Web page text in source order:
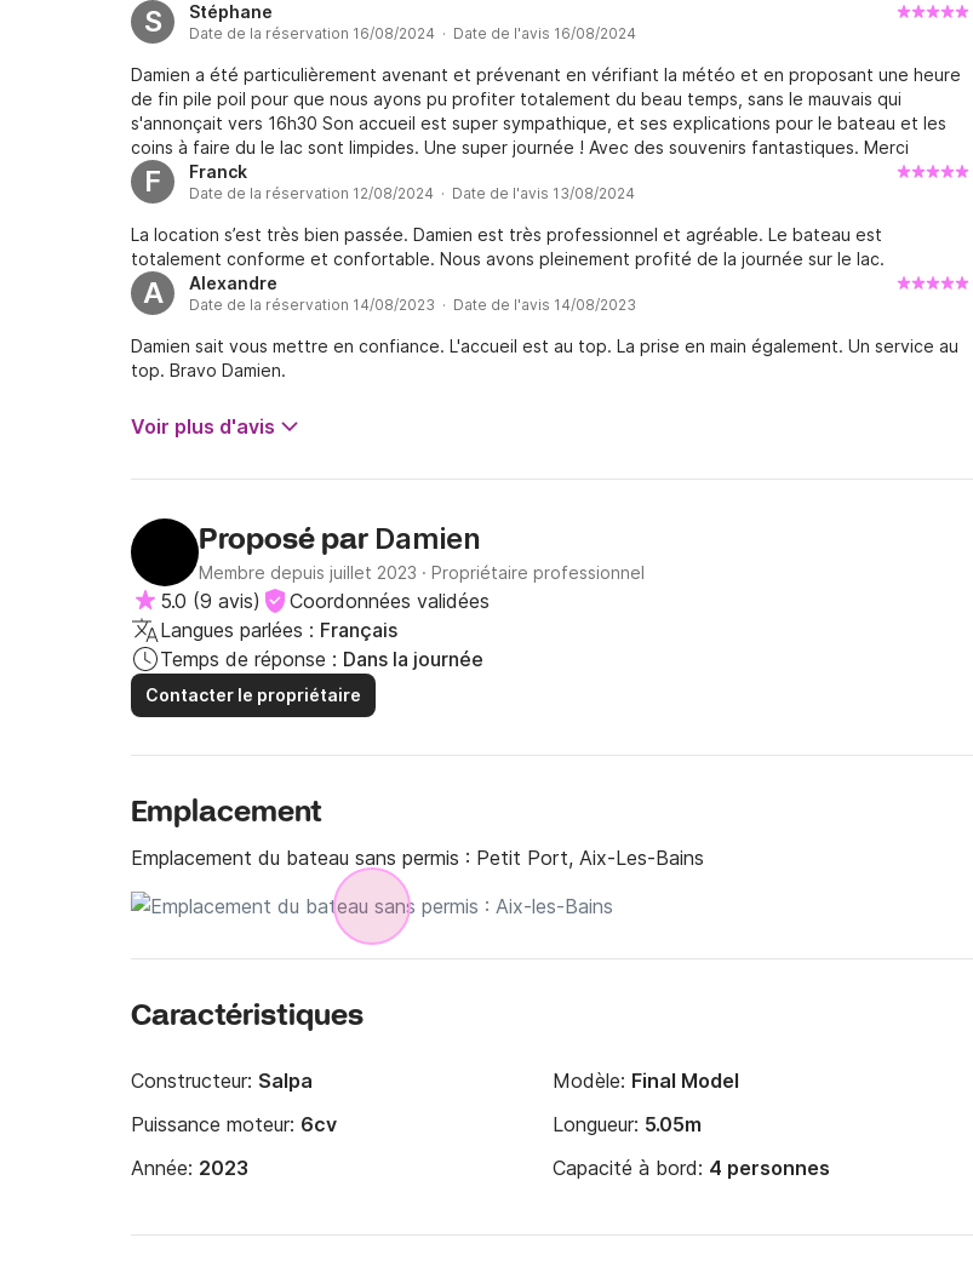
S Stéphane
Date de la réservation 16/08/2024 · Date de l'avis 16/08/2024
Damien a été particulièrement avenant et prévenant en vérifiant la météo et en proposant une heure
de fin pile poil pour que nous ayons pu profiter totalement du beau temps, sans le mauvais qui
s'annonçait vers 16h30 Son accueil est super sympathique, et ses explications pour le bateau et les
coins à faire du le lac sont limpides. Une super journée ! Avec des souvenirs fantastiques. Merci
Damien!
F Franck
Date de la réservation 12/08/2024 · Date de l'avis 13/08/2024
La location s’est très bien passée. Damien est très professionnel et agréable. Le bateau est
totalement conforme et confortable. Nous avons pleinement profité de la journée sur le lac.
A Alexandre
Date de la réservation 14/08/2023 · Date de l'avis 14/08/2023
Damien sait vous mettre en confiance. L'accueil est au top. La prise en main également. Un service au
top. Bravo Damien.
Voir plus d'avis
Proposé par Damien
Membre depuis juillet 2023 · Propriétaire professionnel
5.0 (9 avis)
Coordonnées validées
Langues parlées : Français
Temps de réponse : Dans la journée
Contacter le propriétaire
Emplacement
Emplacement du bateau sans permis : Petit Port, Aix-Les-Bains
Caractéristiques
Constructeur: Salpa Modèle: Final Model
Puissance moteur: 6cv Longueur: 5.05m
Année: 2023 Capacité à bord: 4 personnes